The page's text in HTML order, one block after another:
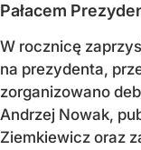
Pałacem
W rocznicę
na prezydenta,
zorganizowano
Andrzej Nowak,
Ziemkiewicz oraz